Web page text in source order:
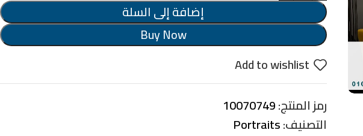
إضافة إلى السلة
Buy Now
Add to wishlist
رمز المنتج:10070749
التصنيف:Portraits